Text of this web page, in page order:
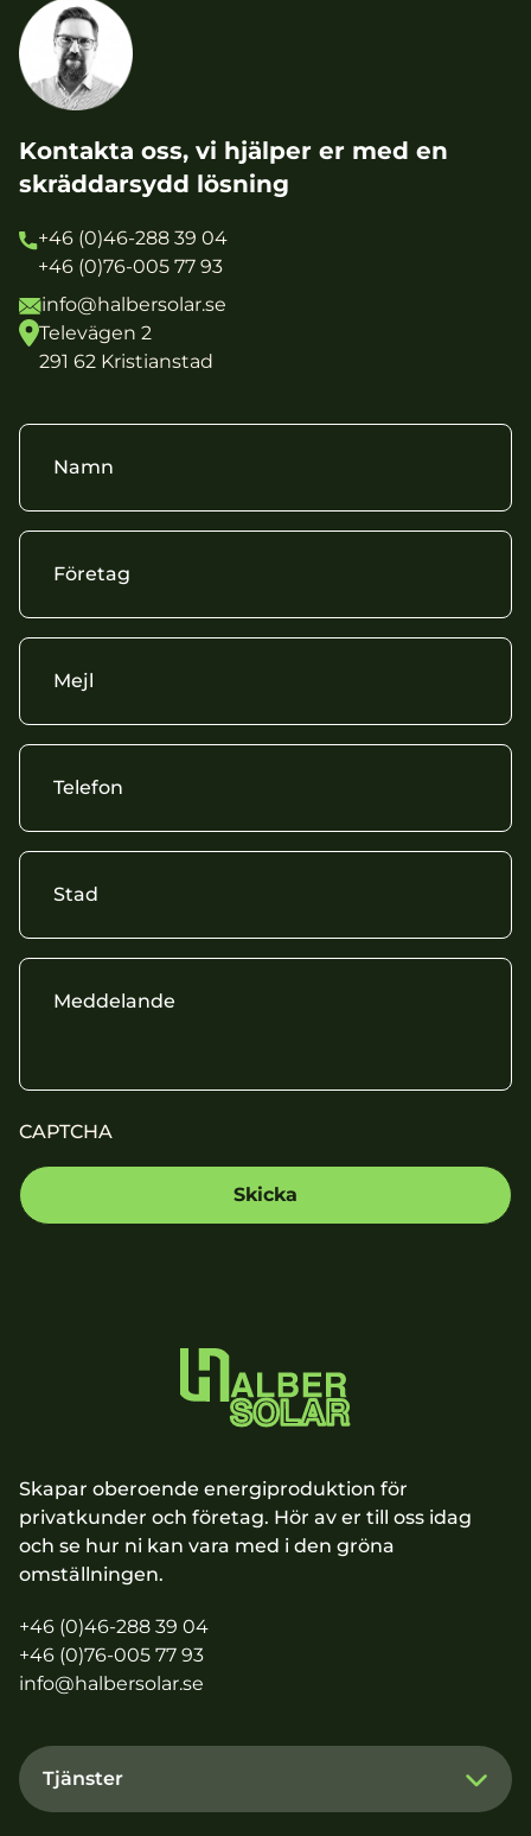
Kontakta oss, vi hjälper er med en
skräddarsydd lösning
+46 (0)46-288 39 04
+46 (0)76-005 77 93
info@halbersolar.se
Televägen 2
291 62 Kristianstad
CAPTCHA
Skapar oberoende energiproduktion för
privatkunder och företag. Hör av er till oss idag
och se hur ni kan vara med i den gröna
omställningen.
+46 (0)46-288 39 04
+46 (0)76-005 77 93
info@halbersolar.se
Tjänster